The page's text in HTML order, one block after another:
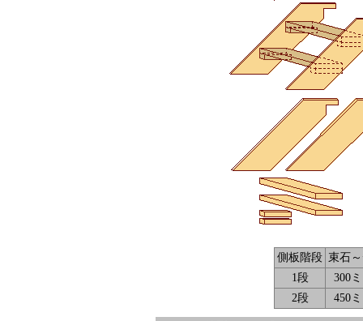
側板階段 束石
1段
300
2段
450